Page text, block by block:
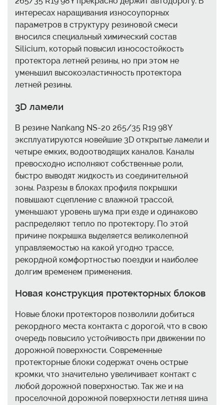
интересах наращивания износоупорных
параметров в структуру резиновой смеси
вносился специальный химический состав
Silicium, который повысил износостойкость
протектора летней резины, но при этом не
уменьшил высокоэластичность протектора
летней резины.
3D ламели
В резине Nankang NS-20 265/35 R19 98Y
эксплуатируются новейшие 3D открытые ламели и
четыре емких, водоотводящих каналов. Каналы
превосходно исполняют собственные роли,
быстро выводят жидкость из соединительной
зоны. Разрезы в блоках профиля покрышки
повышают сцепление с влажной трассой,
уменьшают уровень шума при езде и одинаково
распределяют тепло по протектору. По этой
причине покрышка выделяется великолепной
управляемостью на какой угодно трассе,
рекордной комфортностью поездки и наиболее
долгим временем применения.
Новая конструкция протекторных блоков
Новые блоки протекторов позволили добиться
рекордного места контакта с дорогой, что в свою
очередь повысило устойчивость при движении по
дорожной поверхности. Современные
протекторные блоки содержат очень острые
кромки, что значительно увеличивает контакт с
любой дорожной поверхностью. Так же и на
проселочной дорожной поверхности летняя шина